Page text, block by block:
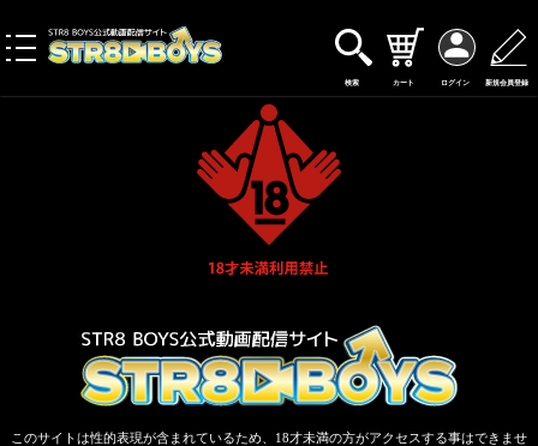
toggle
検索 カート ログイン 新規会員登録
このサイトは性的表現が含まれているため、18才未満の方がアクセスする事はできませ